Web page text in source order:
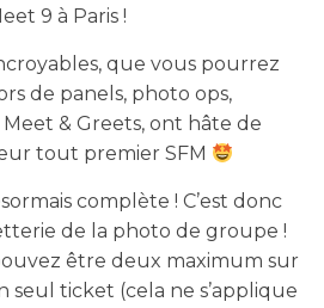
9 à Paris !
que vous pourrez
de panels, photo ops,
& Greets, ont hâte de
tout premier SFM
complète ! C’est donc
de la photo de groupe !
être deux maximum sur
ticket (cela ne s’applique